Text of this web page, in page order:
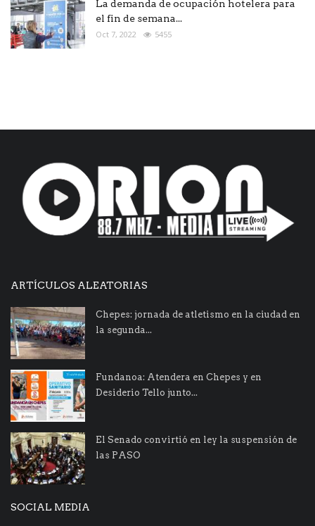
La demanda de ocupación hotelera para
el fin de semana...
Oct 7, 2022 5455
ARTÍCULOS ALEATORIAS
Chepes: jornada de atletismo en la ciudad en
la segunda...
Fundanoa: Atendera en Chepes y en
Desiderio Tello junto...
El Senado convirtió en ley la suspensión de
las PASO
SOCIAL MEDIA